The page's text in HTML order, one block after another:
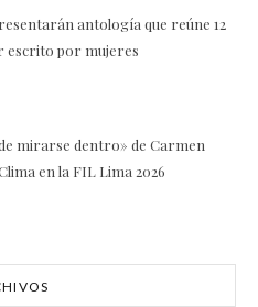
antología que reúne 12
por mujeres
mirarse dentro» de Carmen
en la FIL Lima 2026